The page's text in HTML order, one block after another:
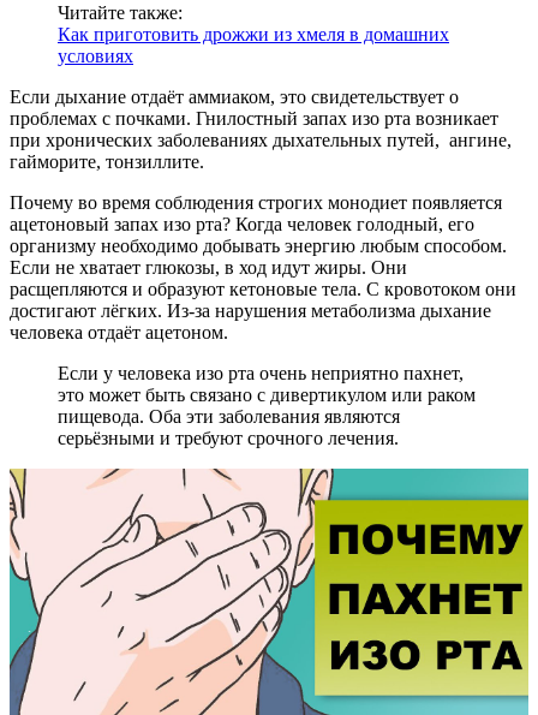
Читайте также:
Как приготовить дрожжи из хмеля в домашних
условиях
Если дыхание отдаёт аммиаком, это свидетельствует о
проблемах с почками. Гнилостный запах изо рта возникает
при хронических заболеваниях дыхательных путей, ангине,
гайморите, тонзиллите.
Почему во время соблюдения строгих монодиет появляется
ацетоновый запах изо рта? Когда человек голодный, его
организму необходимо добывать энергию любым способом.
Если не хватает глюкозы, в ход идут жиры. Они
расщепляются и образуют кетоновые тела. С кровотоком они
достигают лёгких. Из-за нарушения метаболизма дыхание
человека отдаёт ацетоном.
Если у человека изо рта очень неприятно пахнет,
это может быть связано с дивертикулом или раком
пищевода. Оба эти заболевания являются
серьёзными и требуют срочного лечения.